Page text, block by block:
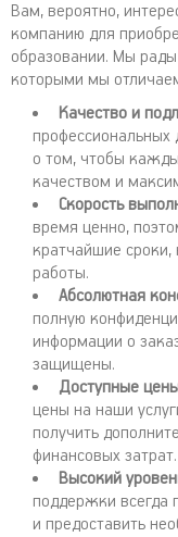
Вам, вероятно,
компанию для
образовании. Мы
которыми мы
Качество и
профессиональных
о том, чтобы
качеством и
Скорость
время ценно,
кратчайшие
работы.
Абсолютная
полную
информации о
защищены.
Доступные
цены на наши
получить
финансовых затрат.
Высокий
поддержки всегда
и предоставить